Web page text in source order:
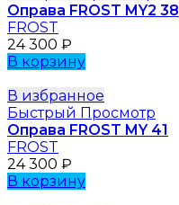
Оправа FROST MY2 38
FROST
24 300 ₽
В корзину
В избранное
Быстрый Просмотр
Оправа FROST MY 41
FROST
24 300 ₽
В корзину